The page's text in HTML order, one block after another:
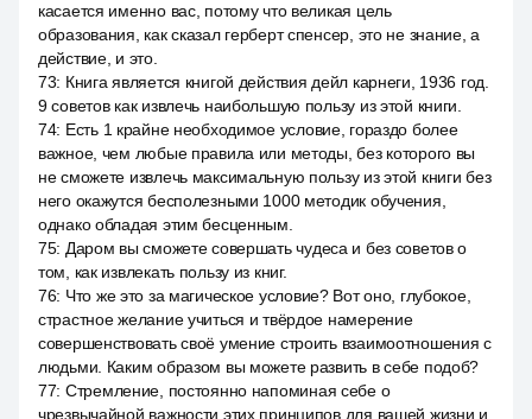
касается именно вас, потому что великая цель
образования, как сказал герберт спенсер, это не знание, а
действие, и это.
73: Книга является книгой действия дейл карнеги, 1936 год.
9 советов как извлечь наибольшую пользу из этой книги.
74: Есть 1 крайне необходимое условие, гораздо более
важное, чем любые правила или методы, без которого вы
не сможете извлечь максимальную пользу из этой книги без
него окажутся бесполезными 1000 методик обучения,
однако обладая этим бесценным.
75: Даром вы сможете совершать чудеса и без советов о
том, как извлекать пользу из книг.
76: Что же это за магическое условие? Вот оно, глубокое,
страстное желание учиться и твёрдое намерение
совершенствовать своё умение строить взаимоотношения с
людьми. Каким образом вы можете развить в себе подоб?
77: Стремление, постоянно напоминая себе о
чрезвычайной важности этих принципов для вашей жизни и